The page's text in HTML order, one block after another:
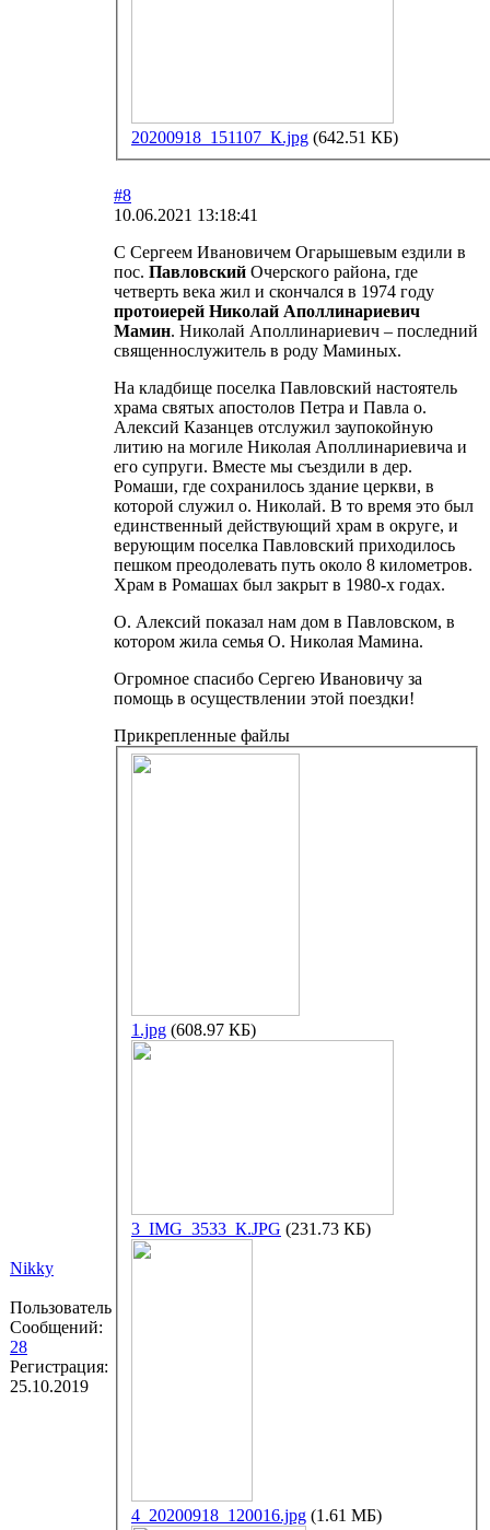
20200918_151107_К.jpg (642.51 КБ)
Nikky
Пользователь
Сообщений:
28
Регистрация:
25.10.2019
#8
10.06.2021 13:18:41
С Сергеем Ивановичем Огарышевым ездили в
пос. Павловский Очерского района, где
четверть века жил и скончался в 1974 году
протоиерей Николай Аполлинариевич
Мамин. Николай Аполлинариевич – последний
священнослужитель в роду Маминых.
На кладбище поселка Павловский настоятель
храма святых апостолов Петра и Павла о.
Алексий Казанцев отслужил заупокойную
литию на могиле Николая Аполлинариевича и
его супруги. Вместе мы съездили в дер.
Ромаши, где сохранилось здание церкви, в
которой служил о. Николай. В то время это был
единственный действующий храм в округе, и
верующим поселка Павловский приходилось
пешком преодолевать путь около 8 километров.
Храм в Ромашах был закрыт в 1980-х годах.
О. Алексий показал нам дом в Павловском, в
котором жила семья О. Николая Мамина.
Огромное спасибо Сергею Ивановичу за
помощь в осуществлении этой поездки!
Прикрепленные файлы
1.jpg (608.97 КБ)
3_IMG_3533_К.JPG (231.73 КБ)
4_20200918_120016.jpg (1.61 МБ)